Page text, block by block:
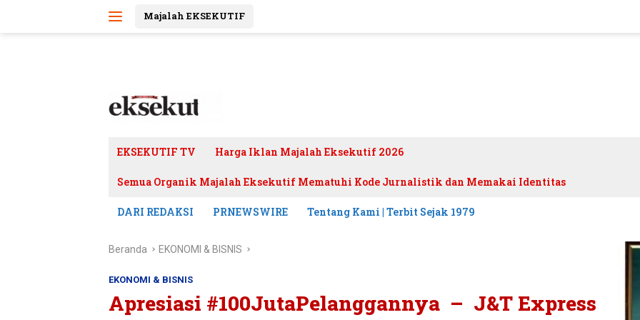
Majalah EKSEKUTIF
EKSEKUTIF TV Harga Iklan Majalah Eksekutif 2026
Semua Organik Majalah Eksekutif Mematuhi Kode Jurnalistik dan Memakai Identitas
DARI REDAKSI PRNEWSWIRE Tentang Kami | Terbit Sejak 1979
Beranda EKONOMI & BISNIS
EKONOMI & BISNIS
Apresiasi #100JutaPelanggannya – J&T Express